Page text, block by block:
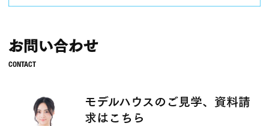
お問い合わせ
モデルハウスのご見学、資料請
求はこちら